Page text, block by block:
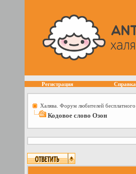
Регистрация Справка
Халява. Форум любителей бесплатного
Кодовое слово Озон